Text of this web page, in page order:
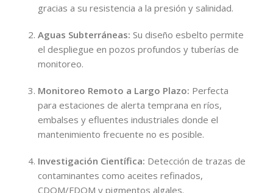
gracias a su resistencia a la presión y salinidad.
Aguas Subterráneas: Su diseño esbelto permite
el despliegue en pozos profundos y tuberías de
monitoreo.
Monitoreo Remoto a Largo Plazo: Perfecta
para estaciones de alerta temprana en ríos,
embalses y efluentes industriales donde el
mantenimiento frecuente no es posible.
Investigación Científica: Detección de trazas de
contaminantes como aceites refinados,
CDOM/FDOM y pigmentos algales.